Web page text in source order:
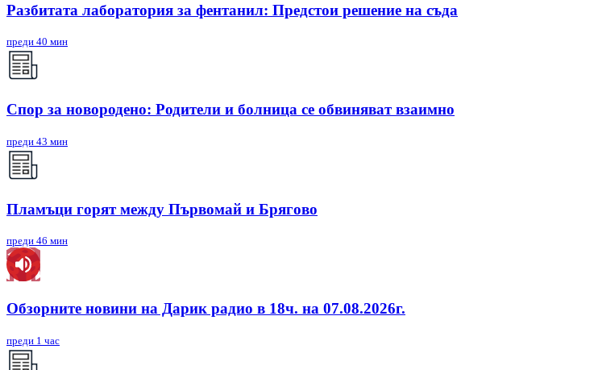
Разбитата лаборатория за фентанил: Предстои решение на съда
преди 40 мин
Спор за новородено: Родители и болница се обвиняват взаимно
преди 43 мин
Пламъци горят между Първомай и Брягово
преди 46 мин
Обзорните новини на Дарик радио в 18ч. на 07.08.2026г.
преди 1 час